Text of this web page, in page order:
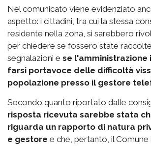
Nel comunicato viene evidenziato
aspetto: i cittadini, tra cui la stessa
residente nella zona, si sarebbero
per chiedere se fossero state
segnalazioni e se l'amministrazione
farsi portavoce delle difficoltà
popolazione presso il gestore
Secondo quanto riportato dalle
risposta ricevuta sarebbe stata
riguarda un rapporto di natura
e gestore e che, pertanto, il Comune